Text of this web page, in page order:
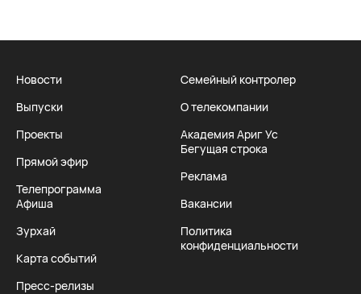
Новости
Выпуски
Проекты
Прямой эфир
Телепрограмма
Афиша
Зурхай
Карта событий
Пресс-релизы
Семейный контролер
О телекомпании
Академия Ариг Ус
Бегущая строка
Реклама
Вакансии
Политика
конфиденциальности